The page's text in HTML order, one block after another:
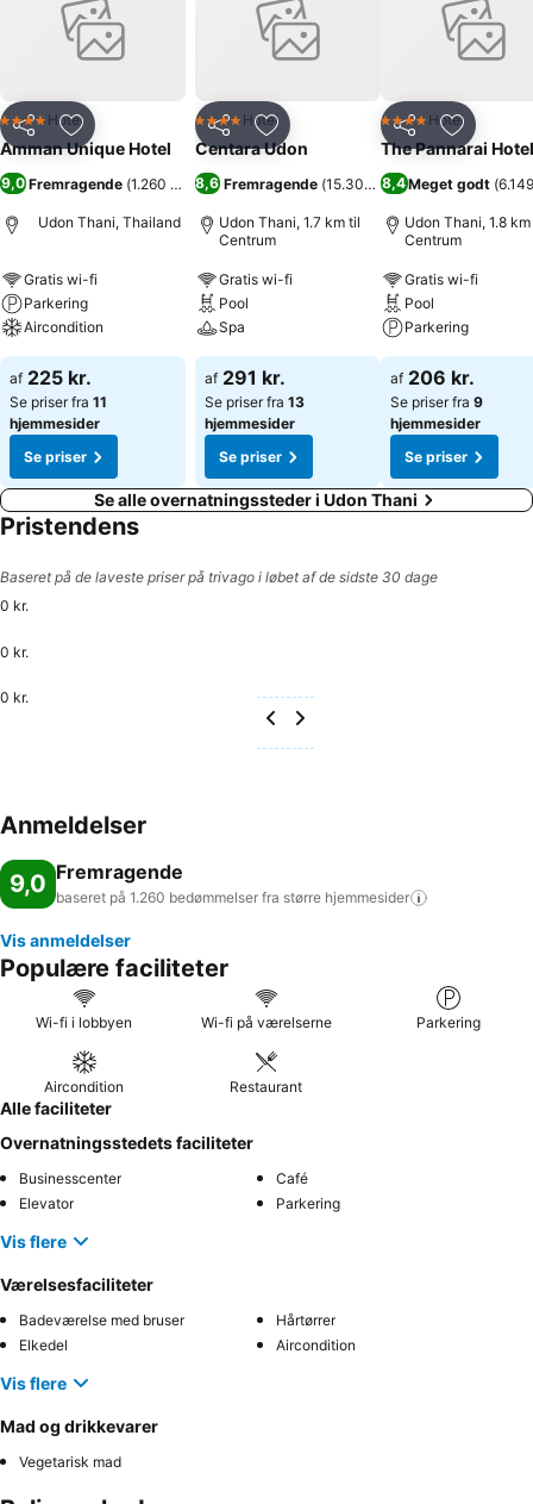
Del Føj til favoritter
4 StjernerHotel
Amman Unique Hotel
9,0 Fremragende (1.260 bedømmelser)
Udon Thani, Thailand
Gratis wi-fi
Parkering
Aircondition
af 225 kr.
Se priser fra 11
hjemmesider
Se priser
Del Føj til favoritter
4 StjernerHotel
Centara Udon
8,6 Fremragende (15.304 bedømmelser)
Udon Thani, 1.7 km til
Centrum
Gratis wi-fi
Pool
Spa
af 291 kr.
Se priser fra 13
hjemmesider
Se priser
Del Føj til
4 StjernerHotel
The Pannarai Hotel
8,4Meget godt (
Udon Thani, 1.8
Centrum
Gratis wi-fi
Pool
Parkering
af 206 kr.
Se priser fra 9
hjemmesider
Se priser
Se alle overnatningssteder i Udon Thani
Pristendens
Baseret på de laveste priser på trivago i løbet af de sidste 30 dage
0 kr.
0 kr.
0 kr.
Anmeldelser
9,0 Fremragende
baseret på 1.260 bedømmelser fra større hjemmesider
Vis anmeldelser
Populære faciliteter
Wi-fi i lobbyen Wi-fi på værelserne Parkering
Aircondition Restaurant
Alle faciliteter
Overnatningsstedets faciliteter
Businesscenter
Café
Elevator
Parkering
Vis flere
Værelsesfaciliteter
Badeværelse med bruser
Hårtørrer
Elkedel
Aircondition
Vis flere
Mad og drikkevarer
Vegetarisk mad